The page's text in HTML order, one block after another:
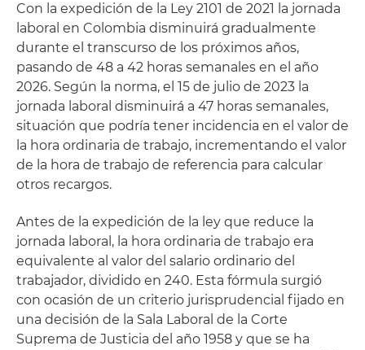
Con la expedición de la Ley 2101 de 2021 la jornada
laboral en Colombia disminuirá gradualmente
durante el transcurso de los próximos años,
pasando de 48 a 42 horas semanales en el año
2026. Según la norma, el 15 de julio de 2023 la
jornada laboral disminuirá a 47 horas semanales,
situación que podría tener incidencia en el valor de
la hora ordinaria de trabajo, incrementando el valor
de la hora de trabajo de referencia para calcular
otros recargos.
Antes de la expedición de la ley que reduce la
jornada laboral, la hora ordinaria de trabajo era
equivalente al valor del salario ordinario del
trabajador, dividido en 240. Esta fórmula surgió
con ocasión de un criterio jurisprudencial fijado en
una decisión de la Sala Laboral de la Corte
Suprema de Justicia del año 1958 y que se ha